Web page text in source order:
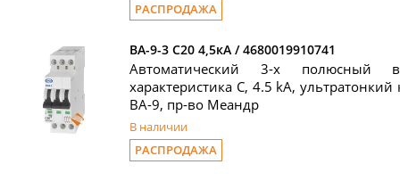
РАСПРОДАЖА
ВА-9-3 C20 4,5кА / 4680019910741
Автоматический 3-х полюсный
характеристика C, 4.5 kA,
ВА-9, пр-во Меандр
В наличии
РАСПРОДАЖА